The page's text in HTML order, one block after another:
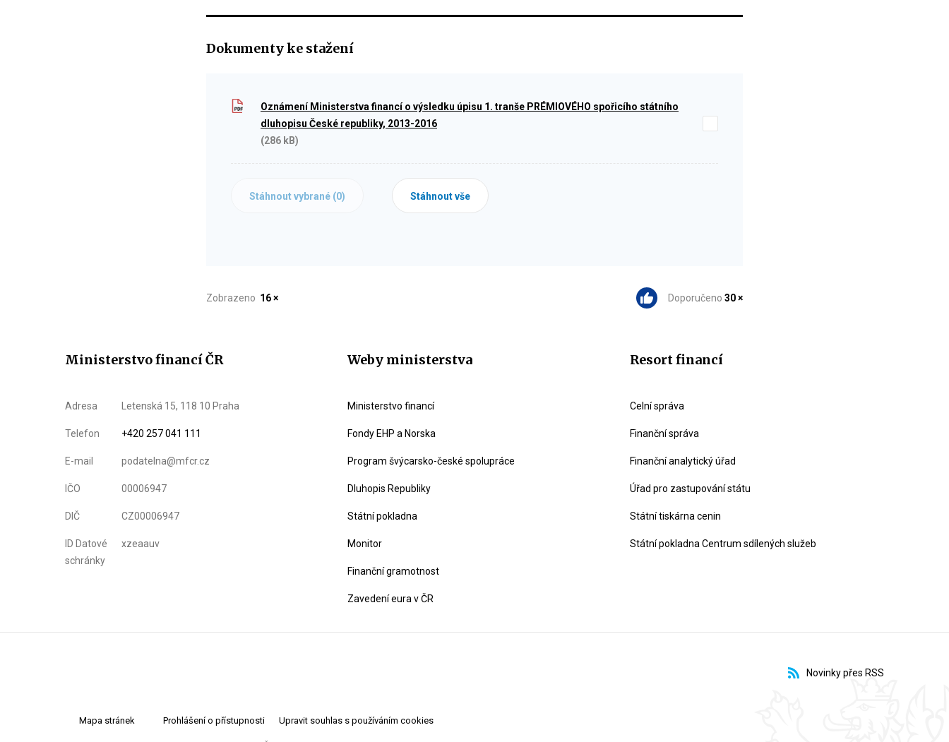
Dokumenty ke stažení
Oznámení Ministerstva financí o výsledku úpisu 1. tranše PRÉMIOVÉHO spořicího státního
dluhopisu České republiky, 2013-2016
(286 kB)
Stáhnout vybrané (0) Stáhnout vše
Zobrazeno 16 × Doporučeno 30 ×
Ministerstvo financí ČR
Adresa Letenská 15, 118 10 Praha
Telefon +420 257 041 111
E-mail podatelna@mfcr.cz
IČO 00006947
DIČ CZ00006947
ID Datové
schránky
xzeaauv
Weby ministerstva
Ministerstvo financí
Fondy EHP a Norska
Program švýcarsko-české spolupráce
Dluhopis Republiky
Státní pokladna
Monitor
Finanční gramotnost
Zavedení eura v ČR
Resort financí
Celní správa
Finanční správa
Finanční analytický úřad
Úřad pro zastupování státu
Státní tiskárna cenin
Státní pokladna Centrum sdílených služeb
Novinky přes RSS
Mapa stránek Prohlášení o přístupnosti Upravit souhlas s používáním cookies